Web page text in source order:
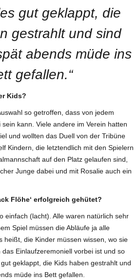
gut geklappt, die
gestrahlt und sind
abends müde ins
gefallen.“
Kids?
so getroffen, dass von jedem
kann. Viele andere im Verein hatten
und wollten das Duell von der Tribüne
Kindern, die letztendlich mit den Spielern
auf den Platz gelaufen sind,
Junge dabei und mit Rosalie auch ein
Flöhe‘ erfolgreich gehütet?
einfach (lacht). Alle waren natürlich sehr
Spiel müssen die Abläufe ja alle
heißt, die Kinder müssen wissen, wo sie
Einlaufzeremoniell vorbei ist und so
geklappt, die Kids haben gestrahlt und
müde ins Bett gefallen.